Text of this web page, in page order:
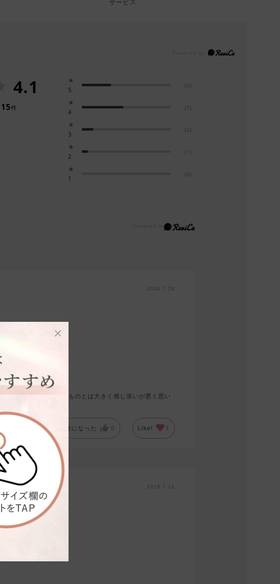
サービス
4.1
15件
★
5
(5)
★
4
(7)
★
3
(2)
★
2
(1)
★
1
(0)
2026.7.29
似た様なデザインのものとは大きく感じ添いが悪く思い
参考になった 0 Like! 1
2026.7.21